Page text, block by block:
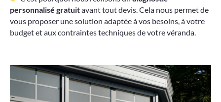
personnalisé gratuitavant tout devis. Cela nous permet de
vous proposer une solution adaptée à vos besoins, à votre
budget et aux contraintes techniques de votre véranda.